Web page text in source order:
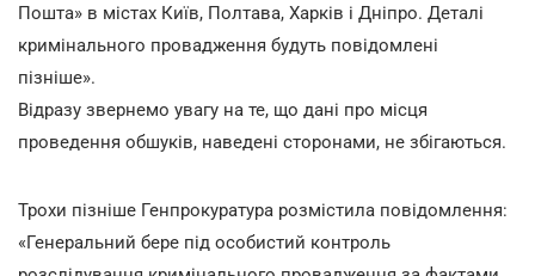
Пошта» в містах Київ, Полтава, Харків і Дніпро. Деталі
кримінального провадження будуть повідомлені
пізніше».
Відразу звернемо увагу на те, що дані про місця
проведення обшуків, наведені сторонами, не збігаються.
Трохи пізніше Генпрокуратура розмістила повідомлення:
«Генеральний бере під особистий контроль